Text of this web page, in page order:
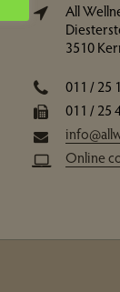
All
3510
011 / 25
011 / 25
Online